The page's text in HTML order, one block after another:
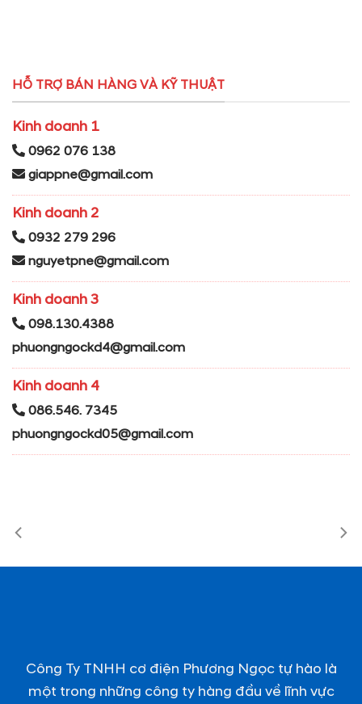
HỖ TRỢ BÁN HÀNG VÀ KỸ THUẬT
Kinh doanh 1
0962 076 138
giappne@gmail.com
Kinh doanh 2
0932 279 296
nguyetpne@gmail.com
Kinh doanh 3
098.130.4388
phuongngockd4@gmail.com
Kinh doanh 4
086.546. 7345
phuongngockd05@gmail.com
Công Ty TNHH cơ điện Phương Ngọc tự hào là
một trong những công ty hàng đầu về lĩnh vực